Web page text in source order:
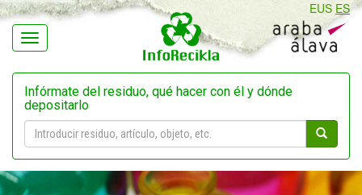
Navegación
EUS ES
Infórmate del residuo, qué hacer con él y dónde
depositarlo